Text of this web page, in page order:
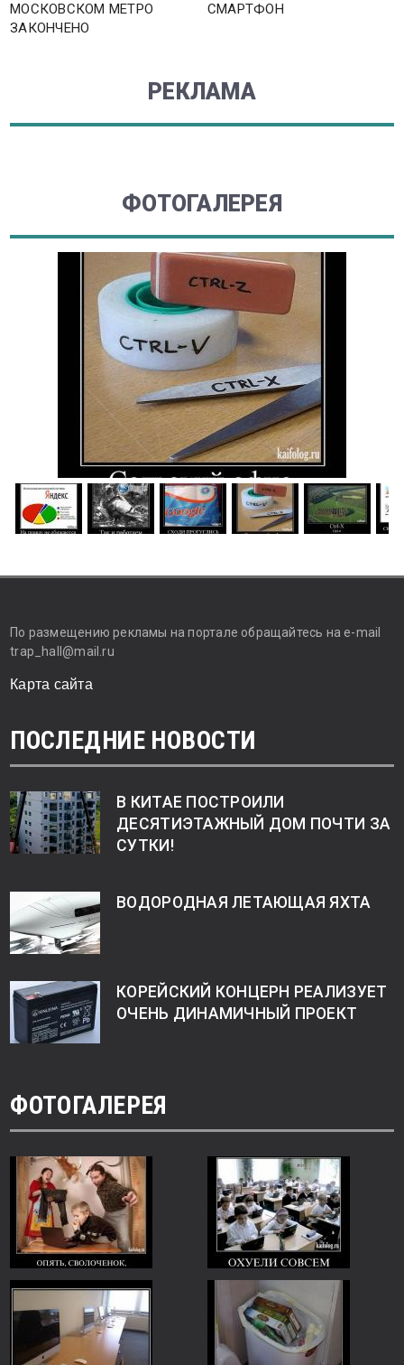
МОСКОВСКОМ МЕТРО
ЗАКОНЧЕНО
СМАРТФОН
РЕКЛАМА
ФОТОГАЛЕРЕЯ
По размещению рекламы на портале обращайтесь на e-mail
trap_hall@mail.ru
Карта сайта
ПОСЛЕДНИЕ НОВОСТИ
В КИТАЕ ПОСТРОИЛИ
ДЕСЯТИЭТАЖНЫЙ ДОМ ПОЧТИ ЗА
СУТКИ!
ВОДОРОДНАЯ ЛЕТАЮЩАЯ ЯХТА
КОРЕЙСКИЙ КОНЦЕРН РЕАЛИЗУЕТ
ОЧЕНЬ ДИНАМИЧНЫЙ ПРОЕКТ
ФОТОГАЛЕРЕЯ